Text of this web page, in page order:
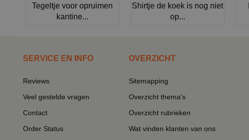
Tegeltje voor opruimen
kantine...
Shirtje de koek is nog niet
op...
SERVICE EN INFO
Reviews
Veel gestelde vragen
Contact
Order Status
OVERZICHT
Sitemapping
Overzicht thema's
Overzicht rubrieken
Wat vinden klanten van ons